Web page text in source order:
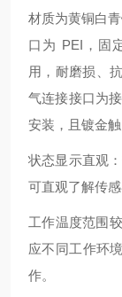
材质为黄铜白
口为 PEI，固
用，耐磨损、
气连接接口为
安装，且镀金
状态显示直观
可直观了解传
工作温度范围
应不同工作环
作。